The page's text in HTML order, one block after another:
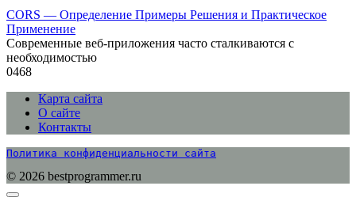
CORS — Определение Примеры Решения и Практическое
Применение
Современные веб-приложения часто сталкиваются с
необходимостью
0468
Карта сайта
О сайте
Контакты
Политика конфиденциальности сайта
© 2026 bestprogrammer.ru